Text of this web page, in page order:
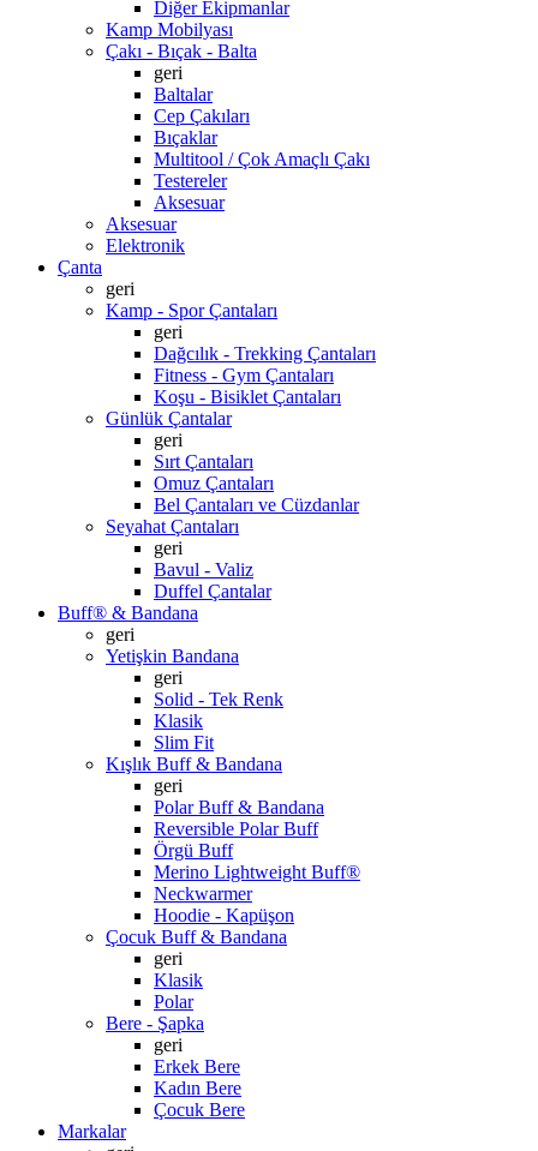
Diğer Ekipmanlar
Kamp Mobilyası
Çakı - Bıçak - Balta
geri
Baltalar
Cep Çakıları
Bıçaklar
Multitool / Çok Amaçlı Çakı
Testereler
Aksesuar
Aksesuar
Elektronik
Çanta
geri
Kamp - Spor Çantaları
geri
Dağcılık - Trekking Çantaları
Fitness - Gym Çantaları
Koşu - Bisiklet Çantaları
Günlük Çantalar
geri
Sırt Çantaları
Omuz Çantaları
Bel Çantaları ve Cüzdanlar
Seyahat Çantaları
geri
Bavul - Valiz
Duffel Çantalar
Buff® & Bandana
geri
Yetişkin Bandana
geri
Solid - Tek Renk
Klasik
Slim Fit
Kışlık Buff & Bandana
geri
Polar Buff & Bandana
Reversible Polar Buff
Örgü Buff
Merino Lightweight Buff®
Neckwarmer
Hoodie - Kapüşon
Çocuk Buff & Bandana
geri
Klasik
Polar
Bere - Şapka
geri
Erkek Bere
Kadın Bere
Çocuk Bere
Markalar